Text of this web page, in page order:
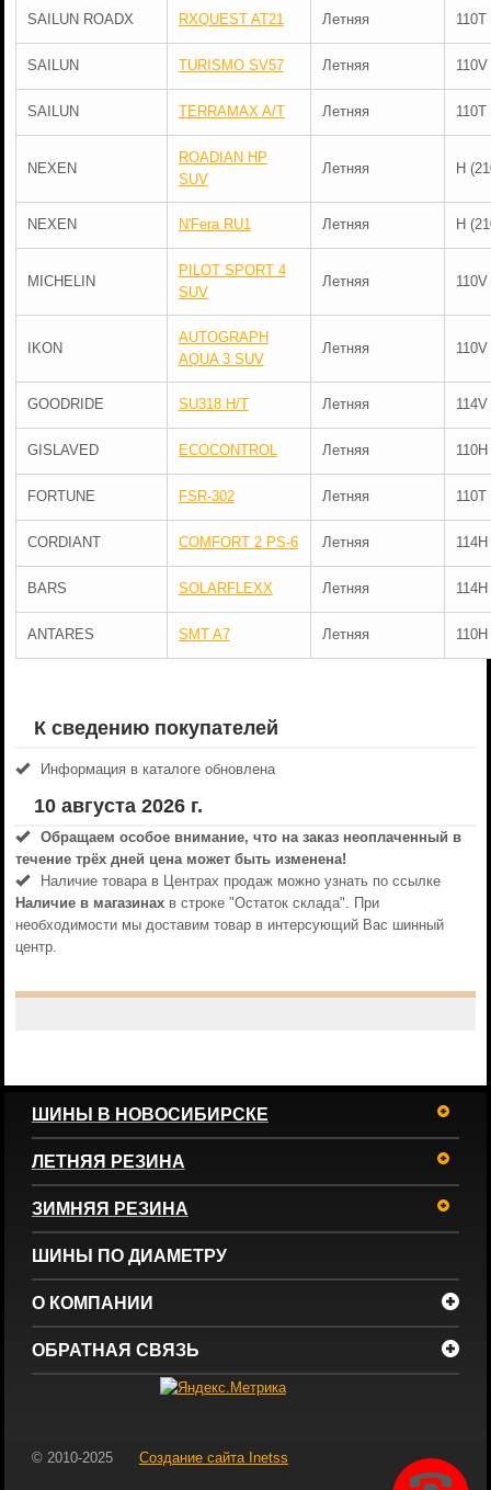
SAILUN ROADX RXQUEST AT21 Летняя 110T
SAILUN TURISMO SV57 Летняя 110V
SAILUN TERRAMAX A/T Летняя 110T
NEXEN
ROADIAN HP
SUV
Летняя H
NEXEN N'Fera RU1 Летняя H
MICHELIN
PILOT SPORT 4
SUV
Летняя 110V
IKON
AUTOGRAPH
AQUA 3 SUV
Летняя 110V
GOODRIDE SU318 H/T Летняя 114V
GISLAVED ECOCONTROL Летняя 110H
FORTUNE FSR-302 Летняя 110T
CORDIANT COMFORT 2 PS-6 Летняя 114H
BARS SOLARFLEXX Летняя 114H
ANTARES SMT A7 Летняя 110H
К сведению покупателей
Информация в каталоге обновлена
10 августа 2026 г.
Обращаем особое внимание, что на заказ неоплаченный в
течениe трёх дней цена может быть изменена!
Наличие товара в Центрах продаж можно узнать по ссылке
Наличие в магазинахв строке "Остаток склада". При
необходимости мы доставим товар в интерсующий Вас шинный
центр.
ШИНЫ В НОВОСИБИРСКЕ
ЛЕТНЯЯ РЕЗИНА
ЗИМНЯЯ РЕЗИНА
ШИНЫ ПО ДИАМЕТРУ
О КОМПАНИИ
ОБРАТНАЯ СВЯЗЬ
© 2010-2025 Создание сайта Inetss